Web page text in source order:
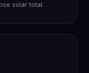
solar total.